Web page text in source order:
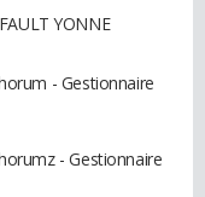
YONNE
- Gestionnaire
- Gestionnaire